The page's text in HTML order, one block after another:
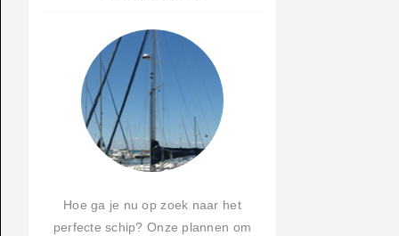
Hoe ga je nu op zoek naar het
perfecte schip? Onze plannen om